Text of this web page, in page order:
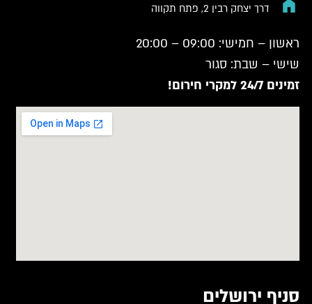
דרך יצחק רבין 2, פתח תקווה
ראשון – חמישי: 09:00 – 20:00
שישי – שבת: סגור
זמינים 24/7 למקרי חירום!
סניף ירושלים